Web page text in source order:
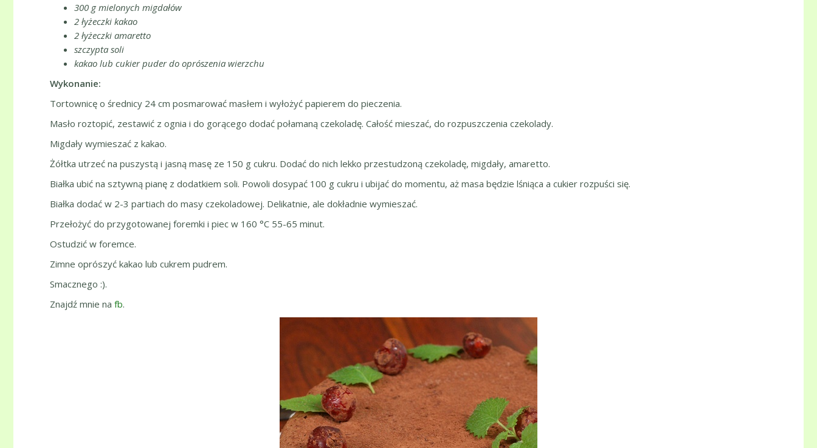
300 g mielonych migdałów
2 łyżeczki kakao
2 łyżeczki amaretto
szczypta soli
kakao lub cukier puder do oprószenia wierzchu
Wykonanie:
Tortownicę o średnicy 24 cm posmarować masłem i wyłożyć papierem do pieczenia.
Masło roztopić, zestawić z ognia i do gorącego dodać połamaną czekoladę. Całość mieszać, do rozpuszczenia czekolady.
Migdały wymieszać z kakao.
Żółtka utrzeć na puszystą i jasną masę ze 150 g cukru. Dodać do nich lekko przestudzoną czekoladę, migdały, amaretto.
Białka ubić na sztywną pianę z dodatkiem soli. Powoli dosypać 100 g cukru i ubijać do momentu, aż masa będzie lśniąca a cukier rozpuści się.
Białka dodać w 2-3 partiach do masy czekoladowej. Delikatnie, ale dokładnie wymieszać.
Przełożyć do przygotowanej foremki i piec w 160 °C 55-65 minut.
Ostudzić w foremce.
Zimne oprószyć kakao lub cukrem pudrem.
Smacznego :).
Znajdź mnie na fb.